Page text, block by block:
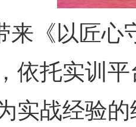
来《以匠心
依托实训平
实战经验